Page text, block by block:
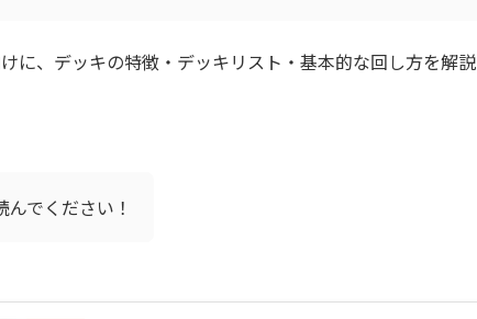
に、デッキの特徴・デッキリスト・基本的な回し方を解説
でください！